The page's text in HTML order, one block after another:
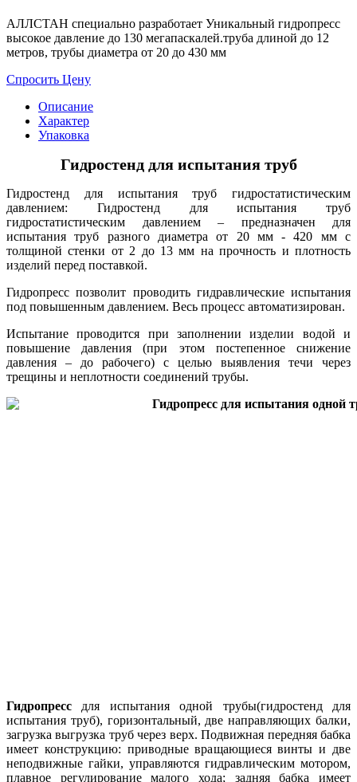
АЛЛСТАН специально разработает Уникальный гидропресс
высокое давление до 130 мегапаскалей.труба длиной до 12
метров, трубы диаметра от 20 до 430 мм
Спросить Цену
Описание
Характер
Упаковка
Гидростенд для испытания труб
Гидростенд для испытания труб гидростатистическим
давлением: Гидростенд для испытания труб
гидростатистическим давлением – предназначен для
испытания труб разного диаметра от 20 мм - 420 мм с
толщиной стенки от 2 до 13 мм на прочность и плотность
изделий перед поставкой.
Гидропресс позволит проводить гидравлические испытания
под повышенным давлением. Весь процесс автоматизирован.
Испытание проводится при заполнении изделии водой и
повышение давления (при этом постепенное снижение
давления – до рабочего) с целью выявления течи через
трещины и неплотности соединений трубы.
Гидропресс для испытания одной трубы(гидростенд для
испытания труб), горизонтальный, две направляющих балки,
загрузка выгрузка труб через верх. Подвижная передняя бабка
имеет конструкцию: приводные вращающиеся винты и две
неподвижные гайки, управляются гидравлическим мотором,
плавное регулирование малого хода; задняя бабка имеет